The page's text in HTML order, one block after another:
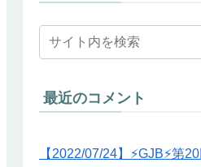
最近のコメント
【2022/07/24】⚡GJB⚡第